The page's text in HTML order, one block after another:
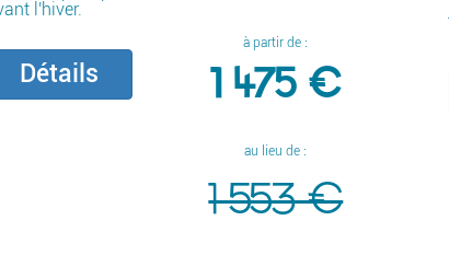
l'hiver.
Détails
à partir de :
1 475 €
au lieu de :
1 553 €